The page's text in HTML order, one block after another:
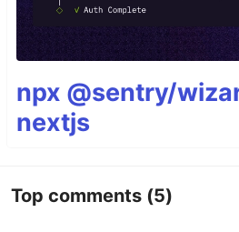
npx @sentry/
nextjs
Top comments (5)